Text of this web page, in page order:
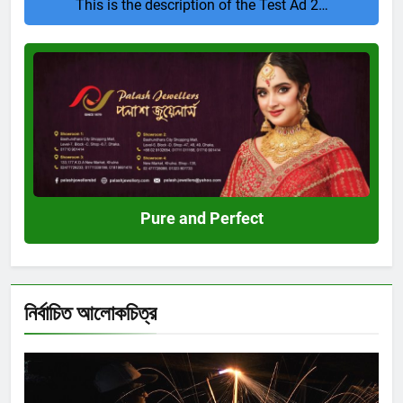
This is the description of the Test Ad 2…
Pure and Perfect
নির্বাচিত আলোকচিত্র